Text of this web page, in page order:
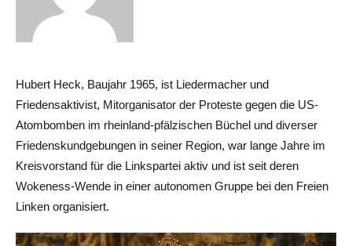
Hubert Heck, Baujahr 1965, ist Liedermacher und
Friedensaktivist, Mitorganisator der Proteste gegen die US-
Atombomben im rheinland-pfälzischen Büchel und diverser
Friedenskundgebungen in seiner Region, war lange Jahre im
Kreisvorstand für die Linkspartei aktiv und ist seit deren
Wokeness-Wende in einer autonomen Gruppe bei den Freien
Linken organisiert.